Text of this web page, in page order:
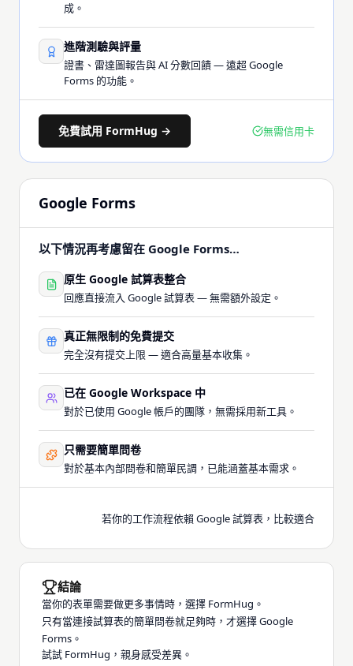
成。
進階測驗與評量
證書、雷達圖報告與 AI 分數回饋 — 遠超 Google
Forms 的功能。
免費試用 FormHug → 無需信用卡
Google Forms
以下情況再考慮留在 Google Forms…
原生 Google 試算表整合
回應直接流入 Google 試算表 — 無需額外設定。
真正無限制的免費提交
完全沒有提交上限 — 適合高量基本收集。
已在 Google Workspace 中
對於已使用 Google 帳戶的團隊，無需採用新工具。
只需要簡單問卷
對於基本內部問卷和簡單民調，已能涵蓋基本需求。
若你的工作流程依賴 Google 試算表，比較適合
結論
當你的表單需要做更多事情時，選擇 FormHug。
只有當連接試算表的簡單問卷就足夠時，才選擇 Google
Forms。
試試 FormHug，親身感受差異。